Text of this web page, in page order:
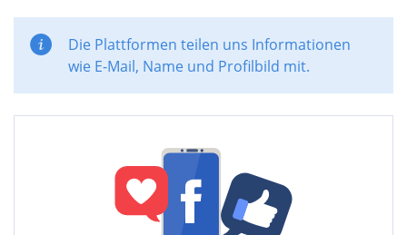
Die Plattformen teilen uns Informationen
wie E-Mail, Name und Profilbild mit.